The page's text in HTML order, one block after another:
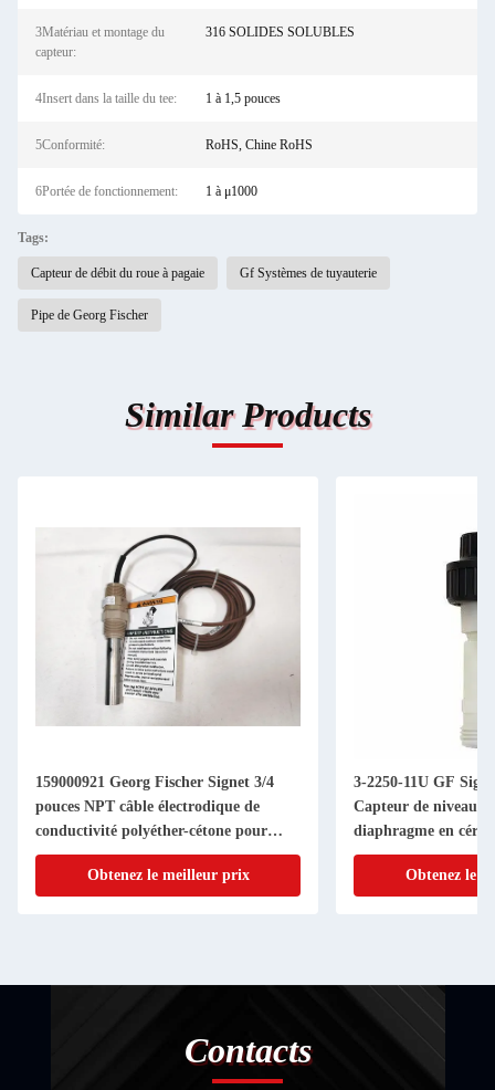
3Matériau et montage du
capteur:
316 SOLIDES SOLUBLES
4Insert dans la taille du tee: 1 à 1,5 pouces
5Conformité: RoHS, Chine RoHS
6Portée de fonctionnement: 1 à μ1000
Tags:
Capteur de débit du roue à pagaie Gf Systèmes de tuyauterie
Pipe de Georg Fischer
Similar Products
159000921 Georg Fischer Signet 3/4
pouces NPT câble électrodique de
conductivité polyéther-cétone pour
émetteur 9900
Obtenez le meilleur prix
3-2250-11U GF
Capteur de niveau
diaphragme en
Obtenez le
Contacts